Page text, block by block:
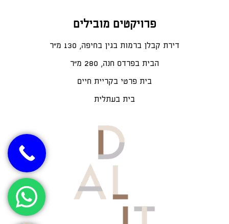
פרויקטים מובילים
דירת קבלן ברמות בגין בחיפה, 130 מ"ר
הבית בפרדס חנה, 280 מ״ר
בית פרטי בקריית חיים
בית בעתלית